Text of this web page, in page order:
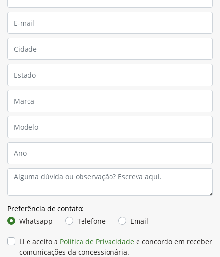
Preferência de contato:
Whatsapp
Telefone Email
Li e aceito a Política de Privacidade e concordo em receber
comunicações da concessionária.